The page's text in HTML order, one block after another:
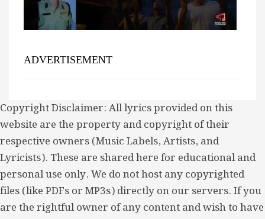
ADVERTISEMENT
Copyright Disclaimer: All lyrics provided on this
website are the property and copyright of their
respective owners (Music Labels, Artists, and
Lyricists). These are shared here for educational and
personal use only. We do not host any copyrighted
files (like PDFs or MP3s) directly on our servers. If you
are the rightful owner of any content and wish to have